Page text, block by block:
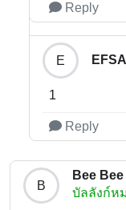
Reply
E
1
Reply
B
Bee Bee
บัลลังก์ห